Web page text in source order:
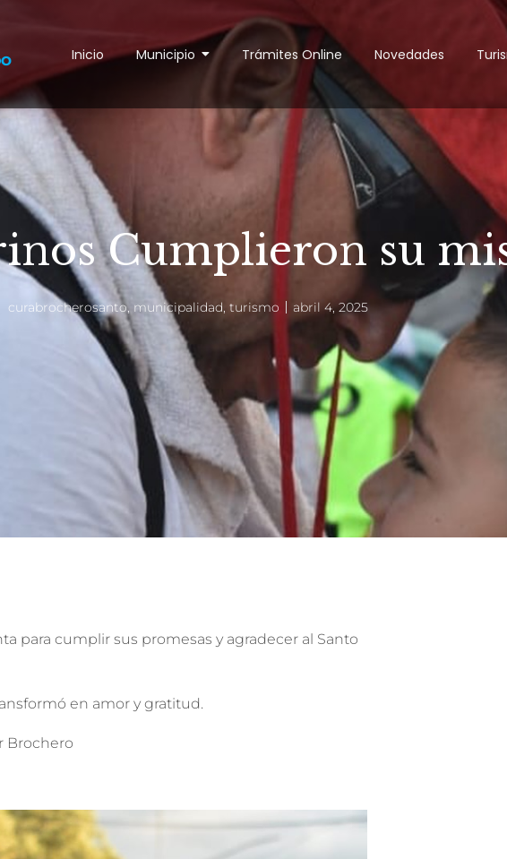
Inicio Municipio Trámites Online Novedades
Cumplieron su
curabrocherosanto, municipalidad turismo abril 4, 2025
para cumplir sus promesas y agradecer al Santo
en amor y gratitud.
Brochero